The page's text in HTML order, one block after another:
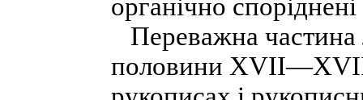
органічно
Переважна частина
половини XVII—XVIII